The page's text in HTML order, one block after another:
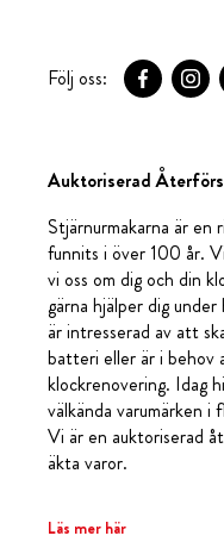
Följ oss:
Auktoriserad
Stjärnurmakarna är en
funnits i över 100 år.
vi oss om dig och din
gärna hjälper dig
är intresserad av att
batteri eller är i behov
klockrenovering. Idag
välkända varumärken i
Vi är en auktoriserad
äkta varor.
Läs mer här